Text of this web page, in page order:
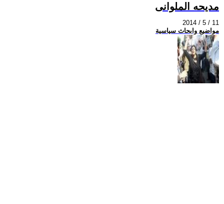
مديحه الملوانى
2014 / 5 / 11
مواضيع وابحاث سياسية